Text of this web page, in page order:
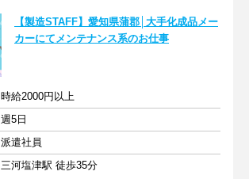
【製造STAFF】愛知県蒲郡│大手化成品メー
カーにてメンテナンス系のお仕事
時給2000円以上
週5日
派遣社員
三河塩津駅 徒歩35分